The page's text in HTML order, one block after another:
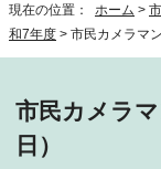
現在の位置： ホーム >
和7年度 > 市民カメラマ
市民カメラ
日）